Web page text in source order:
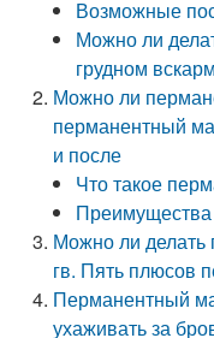
Возможные
Можно ли
грудном
Можно ли
перманентный
и после
Что такое
Преимущества
Можно ли
гв. Пять плюсов
Перманентный
ухаживать за